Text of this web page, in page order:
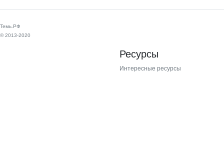
Темь.РФ
© 2013-2020
Ресурсы
Интересные ресурсы